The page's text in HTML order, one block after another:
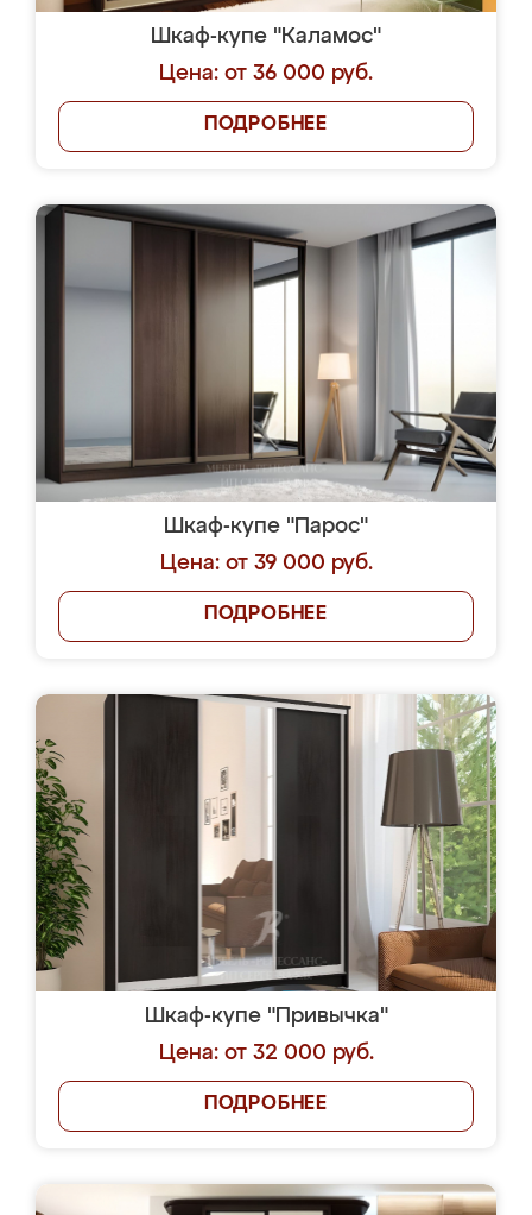
Шкаф-купе "Каламос"
Цена: от 36 000 руб.
ПОДРОБНЕЕ
Шкаф-купе "Парос"
Цена: от 39 000 руб.
ПОДРОБНЕЕ
Шкаф-купе "Привычка"
Цена: от 32 000 руб.
ПОДРОБНЕЕ